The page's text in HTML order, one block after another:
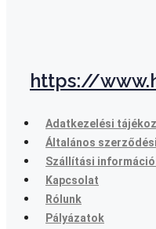
https://
Adatkezelési
Általános
Szállítási
Kapcsolat
Rólunk
Pályázatok